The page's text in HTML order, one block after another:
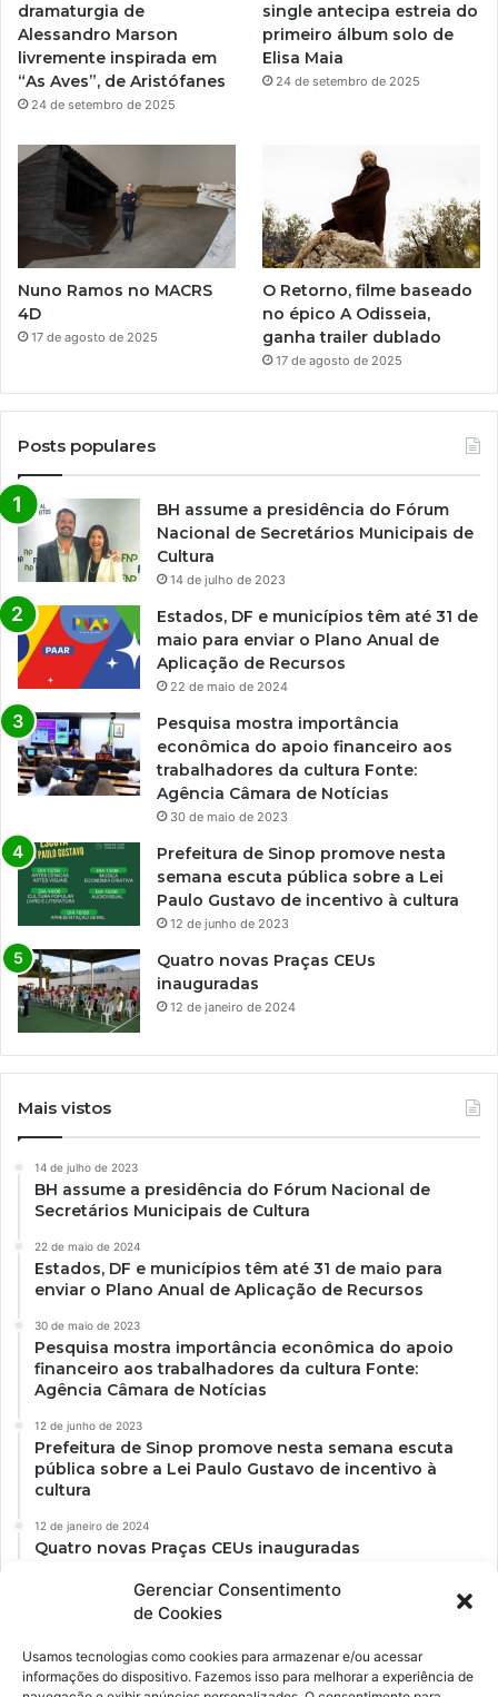
Gerenciar Consentimento
de Cookies
Usamos tecnologias como cookies para armazenar e/ou acessar
informações do dispositivo. Fazemos isso para melhorar a experiência de
m
dramaturgia de
Alessandro Marson
livremente inspirada em
“As Aves”, de Aristófanes
24 de setembro de 2025
single antecipa estreia do
primeiro álbum solo de
Elisa Maia
24 de setembro de 2025
Nuno Ramos no MACRS
4D
17 de agosto de 2025
O Retorno, filme baseado
no épico A Odisseia,
ganha trailer dublado
17 de agosto de 2025
Posts populares
BH assume a presidência do Fórum
Nacional de Secretários Municipais de
Cultura
14 de julho de 2023
Estados, DF e municípios têm até 31 de
maio para enviar o Plano Anual de
Aplicação de Recursos
22 de maio de 2024
Pesquisa mostra importância
econômica do apoio financeiro aos
trabalhadores da cultura Fonte:
Agência Câmara de Notícias
30 de maio de 2023
Prefeitura de Sinop promove nesta
semana escuta pública sobre a Lei
Paulo Gustavo de incentivo à cultura
12 de junho de 2023
Quatro novas Praças CEUs
inauguradas
12 de janeiro de 2024
Mais vistos
14 de julho de 2023
BH assume a presidência do Fórum Nacional de
Secretários Municipais de Cultura
22 de maio de 2024
Estados, DF e municípios têm até 31 de maio para
enviar o Plano Anual de Aplicação de Recursos
30 de maio de 2023
Pesquisa mostra importância econômica do apoio
financeiro aos trabalhadores da cultura Fonte:
Agência Câmara de Notícias
12 de junho de 2023
Prefeitura de Sinop promove nesta semana escuta
pública sobre a Lei Paulo Gustavo de incentivo à
cultura
12 de janeiro de 2024
Quatro novas Praças CEUs inauguradas